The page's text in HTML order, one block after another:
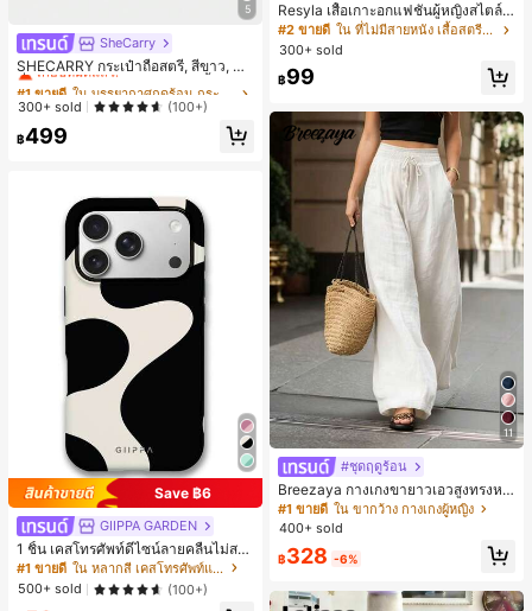
5
SheCarry
SHECARRY กระเป๋าถือสตรี, สีขาว, แฟ
ชั่น, สง่างาม, วันหยุด, งานปาร์ตี้
#1 ขายดี
เกือบหมดแล้ว!
#1 ขายดี
เกือบหมดแล้ว!
#1 ขายดี
เกือบหมดแล้ว!
#1 ขายดี
ใน บรรยากาศฤดูร้อน กระเป๋าหูหิ้วด้านบนผู้หญิง
เกือบหมดแล้ว!
300+ sold (100+)
฿499
Save ฿6
GIIPPA GARDEN
1 ชิ้น เคสโทรศัพท์ดีไซน์ลายคลื่นไม่สม
มาตรสำหรับ Phone 17 Pro Max, เหม
าะสำหรับ Phone 16 Pro Max, 15 Pro
Max, 14 Pro Max, เคสโทรศัพท์สไตล์เ
#1 ขายดี
ใน หลากสี เคสโทรศัพท์แฟชั่น
500+ sold
(100+)
Resyla เสื้อเกาะอกแฟชั่นผู้หญิงสไตล์ซั
มเมอร์อเนกประสงค์ลายเดนิม แนะนำ
สำหรับงานหนัก ขายดี ตกแต่งเพชรสีสั
นสดใสพิมพ์ลาย เหมาะสำหรับใส่ประ
จำวัน
#2 ขายดี
ใน ที่ไม่มีสายหนัง เสื้อสตรี เสื้อเบลาส์ & Tee
300+ sold
฿99
11
#ชุดฤดูร้อน
Breezaya กางเกงขายาวเอวสูงทรงหล
วมขาบานสำหรับผู้หญิง สีขาวเรียบหรูส
ไตล์ชิค เหมาะสำหรับใส่เที่ยวทะเล วันห
ยโอกาสในชีวิตประจำวัน
#1 ขายดี ใน ขากว้าง กางเกงผู้หญิง
400+ sold
฿328 -6%